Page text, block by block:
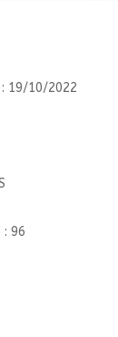
19/10/2022
: 96